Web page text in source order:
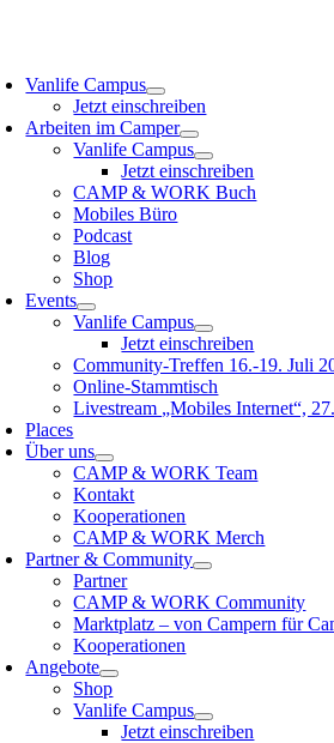
Vanlife Campus
Jetzt einschreiben
Arbeiten im Camper
Vanlife Campus
Jetzt einschreiben
CAMP & WORK Buch
Mobiles Büro
Podcast
Blog
Shop
Events
Vanlife Campus
Jetzt einschreiben
Community-Treffen 16.-19. Juli
Online-Stammtisch
Livestream „Mobiles Internet“,
Places
Über uns
CAMP & WORK Team
Kontakt
Kooperationen
CAMP & WORK Merch
Partner & Community
Partner
CAMP & WORK Community
Marktplatz – von Campern für
Kooperationen
Angebote
Shop
Vanlife Campus
Jetzt einschreiben